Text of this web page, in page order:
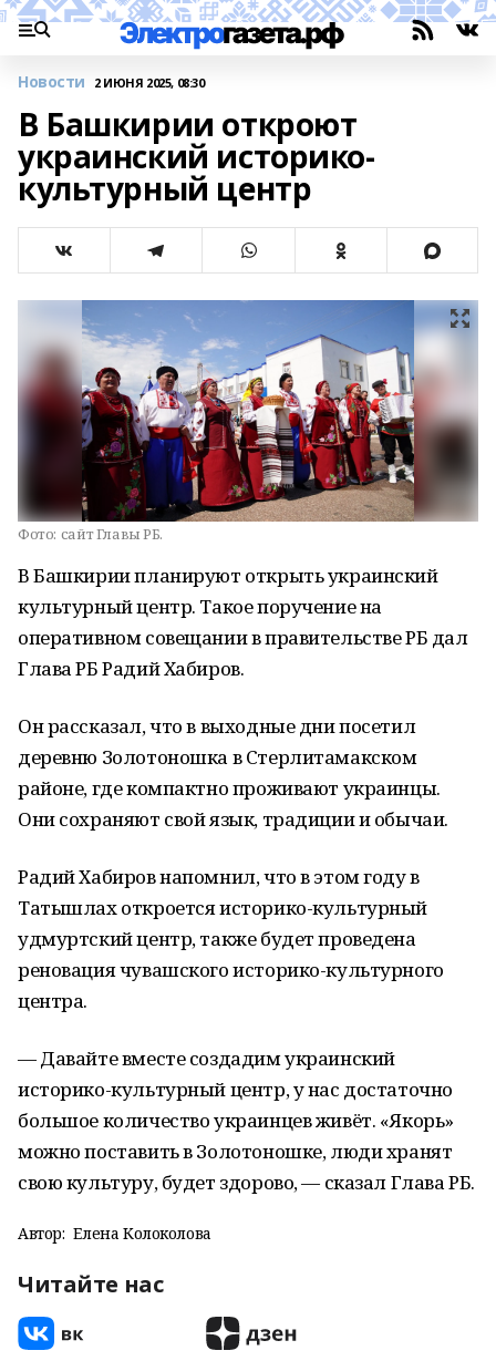
Новости 2 ИЮНЯ 2025, 08:30
В Башкирии откроют
украинский историко-
культурный центр
Фото: сайт Главы РБ.
В Башкирии планируют открыть украинский
культурный центр. Такое поручение на
оперативном совещании в правительстве РБ дал
Глава РБ Радий Хабиров.
Он рассказал, что в выходные дни посетил
деревню Золотоношка в Стерлитамакском
районе, где компактно проживают украинцы.
Они сохраняют свой язык, традиции и обычаи.
Радий Хабиров напомнил, что в этом году в
Татышлах откроется историко-культурный
удмуртский центр, также будет проведена
реновация чувашского историко-культурного
центра.
— Давайте вместе создадим украинский
историко-культурный центр, у нас достаточно
большое количество украинцев живёт. «Якорь»
можно поставить в Золотоношке, люди хранят
свою культуру, будет здорово, — сказал Глава РБ.
Автор: Елена Колоколова
Читайте нас